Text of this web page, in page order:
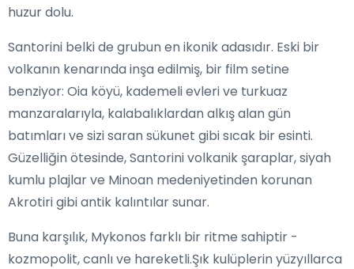
huzur dolu.
Santorini belki de grubun en ikonik adasıdır. Eski bir
volkanın kenarında inşa edilmiş, bir film setine
benziyor: Oia köyü, kademeli evleri ve turkuaz
manzaralarıyla, kalabalıklardan alkış alan gün
batımları ve sizi saran sükunet gibi sıcak bir esinti.
Güzelliğin ötesinde, Santorini volkanik şaraplar, siyah
kumlu plajlar ve Minoan medeniyetinden korunan
Akrotiri gibi antik kalıntılar sunar.
Buna karşılık, Mykonos farklı bir ritme sahiptir -
kozmopolit, canlı ve hareketli.Şık kulüplerin yüzyıllarca